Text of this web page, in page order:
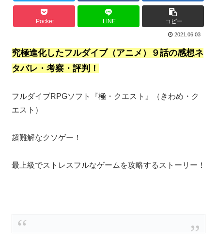
Pocket LINE コピー
2021.06.03
究極進化したフルダイブ（アニメ）９話の感想ネ
タバレ・考察・評判！
フルダイブRPGソフト『極・クエスト』（きわめ・ク
エスト）
超難解なクソゲー！
最上級でストレスフルなゲームを攻略するストーリー！